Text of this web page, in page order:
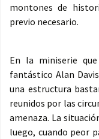
montones de
previo necesario.
En la miniserie
fantástico Alan
una estructura
reunidos por las
amenaza. La
luego, cuando peor